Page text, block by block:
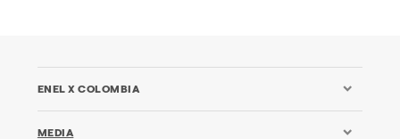
ENEL X COLOMBIA
MEDIA